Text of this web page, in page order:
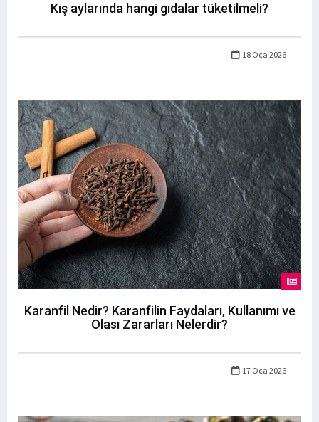
Kış aylarında hangi gıdalar tüketilmeli?
18 Oca 2026
Karanfil Nedir? Karanfilin Faydaları, Kullanımı ve
Olası Zararları Nelerdir?
17 Oca 2026